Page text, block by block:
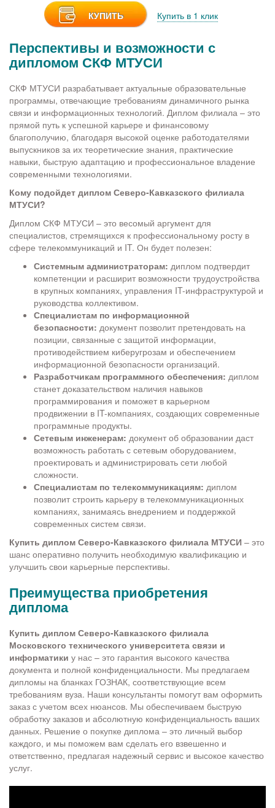
КУПИТЬ Купить в 1 клик
Перспективы и возможности с
дипломом СКФ МТУСИ
СКФ МТУСИ разрабатывает актуальные образовательные
программы, отвечающие требованиям динамичного рынка
связи и информационных технологий. Диплом филиала – это
прямой путь к успешной карьере и финансовому
благополучию, благодаря высокой оценке работодателями
выпускников за их теоретические знания, практические
навыки, быструю адаптацию и профессиональное владение
современными технологиями.
Кому подойдет диплом Северо-Кавказского филиала
МТУСИ?
Диплом СКФ МТУСИ – это весомый аргумент для
специалистов, стремящихся к профессиональному росту в
сфере телекоммуникаций и IT. Он будет полезен:
Системным администраторам: диплом подтвердит
компетенции и расширит возможности трудоустройства
в крупных компаниях, управления IT-инфраструктурой и
руководства коллективом.
Специалистам по информационной
безопасности: документ позволит претендовать на
позиции, связанные с защитой информации,
противодействием киберугрозам и обеспечением
информационной безопасности организаций.
Разработчикам программного обеспечения: диплом
станет доказательством наличия навыков
программирования и поможет в карьерном
продвижении в IT-компаниях, создающих современные
программные продукты.
Сетевым инженерам: документ об образовании даст
возможность работать с сетевым оборудованием,
проектировать и администрировать сети любой
сложности.
Специалистам по телекоммуникациям: диплом
позволит строить карьеру в телекоммуникационных
компаниях, занимаясь внедрением и поддержкой
современных систем связи.
Купить диплом Северо-Кавказского филиала МТУСИ – это
шанс оперативно получить необходимую квалификацию и
улучшить свои карьерные перспективы.
Преимущества приобретения
диплома
Купить диплом Северо-Кавказского филиала
Московского технического университета связи и
информатики у нас – это гарантия высокого качества
документа и полной конфиденциальности. Мы предлагаем
дипломы на бланках ГОЗНАК, соответствующие всем
требованиям вуза. Наши консультанты помогут вам оформить
заказ с учетом всех нюансов. Мы обеспечиваем быструю
обработку заказов и абсолютную конфиденциальность ваших
данных. Решение о покупке диплома – это личный выбор
каждого, и мы поможем вам сделать его взвешенно и
ответственно, предлагая надежный сервис и высокое качество
услуг.